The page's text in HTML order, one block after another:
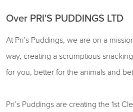
Over PRI'S PUDDINGS LTD
At Pri’s Puddings, we are on a
way, creating a scrumptious
for you, better for the animals and
Pri’s Puddings are creating the 1st